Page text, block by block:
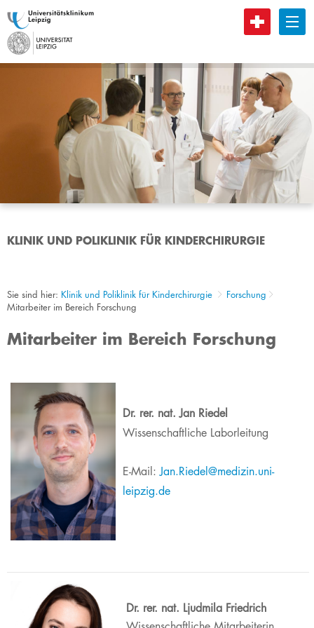
B
KLINIK UND POLIKLINIK FÜR KINDERCHIRURGIE
Sie sind hier: Klinik und Poliklinik für Kinderchirurgie
Forschung
Mitarbeiter im Bereich Forschung
Mitarbeiter im Bereich Forschung
Dr. rer. nat. Jan Riedel
Wissenschaftliche Laborleitung
​E-Mail:Jan.Riedel@medizin.uni-
leipzig.de
Dr. rer. nat. Ljudmila Friedrich